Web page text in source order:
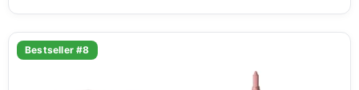
Bestseller #8